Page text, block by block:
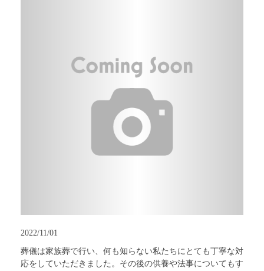
2022/11/01
葬儀は家族葬で行い、何も知らない私たちにとても丁寧な対
応をしていただきました。その後の供養や法事についてもす